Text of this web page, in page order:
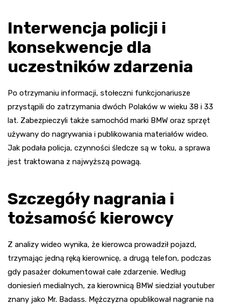
Interwencja policji i
konsekwencje dla
uczestników zdarzenia
Po otrzymaniu informacji, stołeczni funkcjonariusze
przystąpili do zatrzymania dwóch Polaków w wieku 38 i 33
lat. Zabezpieczyli także samochód marki BMW oraz sprzęt
używany do nagrywania i publikowania materiałów wideo.
Jak podała policja, czynności śledcze są w toku, a sprawa
jest traktowana z najwyższą powagą.
Szczegóły nagrania i
tożsamość kierowcy
Z analizy wideo wynika, że kierowca prowadził pojazd,
trzymając jedną ręką kierownicę, a drugą telefon, podczas
gdy pasażer dokumentował całe zdarzenie. Według
doniesień medialnych, za kierownicą BMW siedział youtuber
znany jako Mr. Badass. Mężczyzna opublikował nagranie na